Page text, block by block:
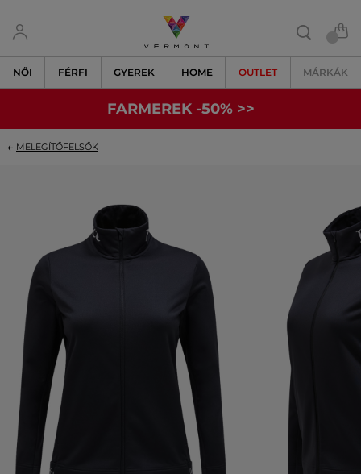
NŐI FÉRFI GYEREK HOME OUTLET MÁRKÁK
FARMEREK -50% >>
MELEGÍTŐFELSŐK